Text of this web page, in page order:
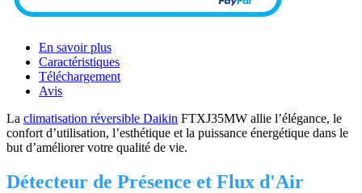
En savoir plus
Caractéristiques
Téléchargement
Avis
La climatisation réversible Daikin FTXJ35MW allie l’élégance, le
confort d’utilisation, l’esthétique et la puissance énergétique dans le
but d’améliorer votre qualité de vie.
Détecteur de Présence et Flux d'Air